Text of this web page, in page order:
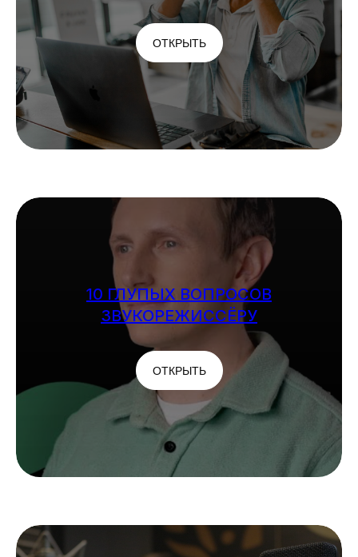
ОТКРЫТЬ
10 ГЛУПЫХ ВОПРОСОВ
ЗВУКОРЕЖИССЁРУ
ОТКРЫТЬ